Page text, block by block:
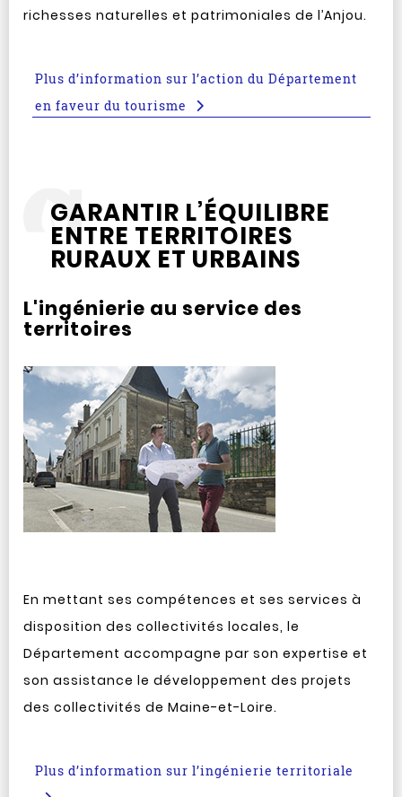
richesses naturelles et patrimoniales de l’Anjou.
Plus d’information sur l’action du Département
en faveur du tourisme
GARANTIR L’ÉQUILIBRE
ENTRE TERRITOIRES
RURAUX ET URBAINS
L'ingénierie au service des
territoires
En mettant ses compétences et ses services à
disposition des collectivités locales, le
Département accompagne par son expertise et
son assistance le développement des projets
des collectivités de Maine-et-Loire.
Plus d’information sur l’ingénierie territoriale